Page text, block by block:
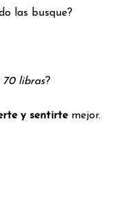
las busque?
libras?
y sentirtemejor.